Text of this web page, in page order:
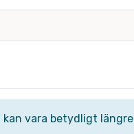
vara betydligt längre